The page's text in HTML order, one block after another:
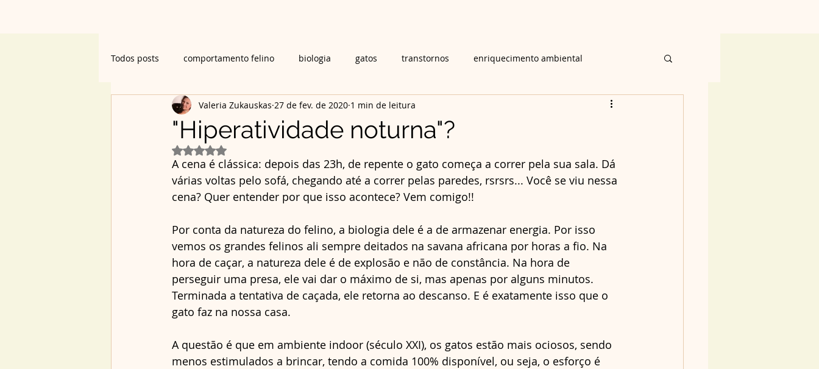
Todos posts comportamento felino biologia gatos transtornos enriquecimento ambiental
Nutrição Felina adoção cão adaptação vocalização terapias complementares
história do gato
"Hiperatividade noturna"?
Valeria Zukauskas 27 de fev. de 2020 1 min de leitura
Avaliado com NaN de 5 estrelas.
A cena é clássica: depois das 23h, de repente o gato começa a correr pela sua sala. Dá
várias voltas pelo sofá, chegando até a correr pelas paredes, rsrsrs... Você se viu nessa
cena? Quer entender por que isso acontece? Vem comigo!!
Por conta da natureza do felino, a biologia dele é a de armazenar energia. Por isso
vemos os grandes felinos ali sempre deitados na savana africana por horas a fio. Na
hora de caçar, a natureza dele é de explosão e não de constância. Na hora de
perseguir uma presa, ele vai dar o máximo de si, mas apenas por alguns minutos.
Terminada a tentativa de caçada, ele retorna ao descanso. E é exatamente isso que o
gato faz na nossa casa.
A questão é que em ambiente indoor (século XXI), os gatos estão mais ociosos, sendo
menos estimulados a brincar, tendo a comida 100% disponível, ou seja, o esforço é